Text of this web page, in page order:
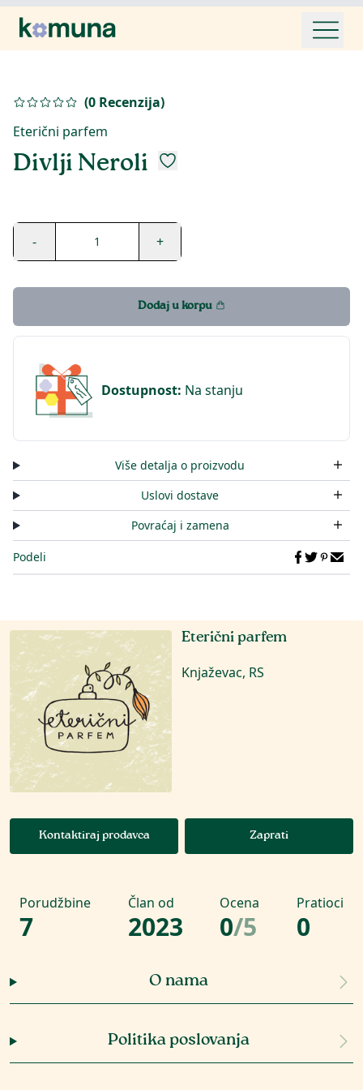
(0 Recenzija)
Eterični parfem
Divlji Neroli
- 1 +
Dodaj u korpu
Dostupnost: Na stanju
Više detalja o proizvodu
Uslovi dostave
Povraćaj i zamena
Podeli
Eterični parfem
Knjaževac, RS
Kontaktiraj prodavca Zaprati
Porudžbine
7
Član od
2023
Ocena
0/5
Pratioci
0
O nama
Politika poslovanja